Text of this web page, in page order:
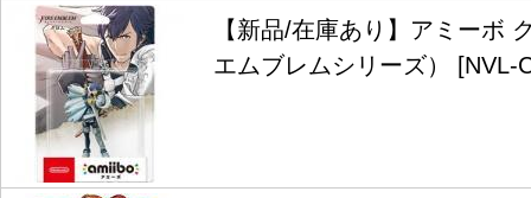
【新品/在庫あり】アミーボ
エムブレムシリーズ） [NVL-